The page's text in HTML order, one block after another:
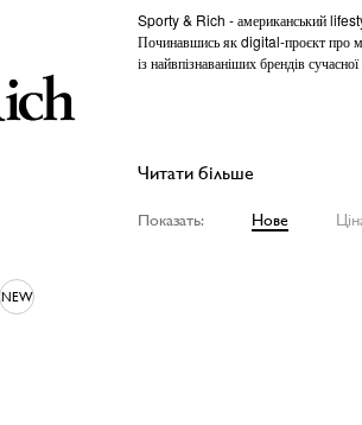
Sporty & Rich - американський
Починавшись як digital-проєкт про
із найвпізнаваніших брендів
Читати більше
Показать: Нове
NEW